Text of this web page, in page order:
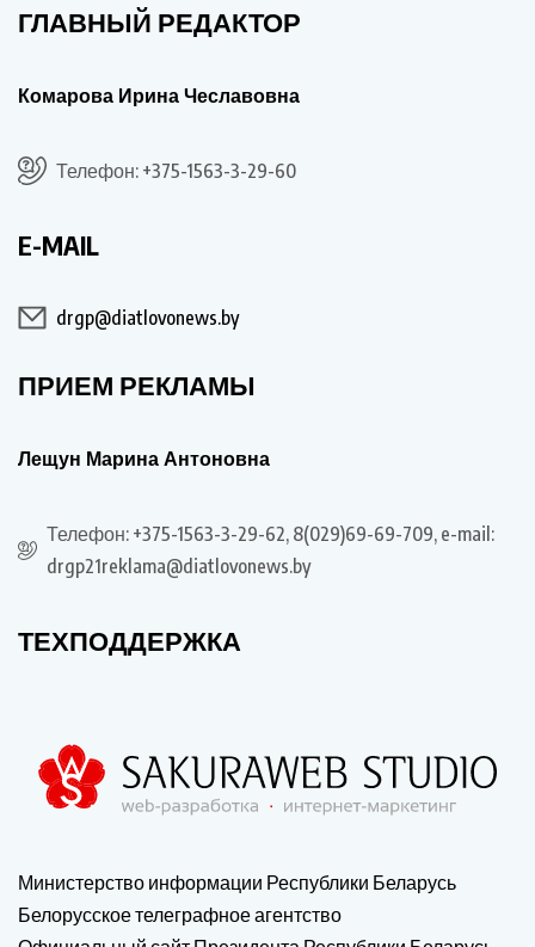
ГЛАВНЫЙ РЕДАКТОР
Комарова Ирина Чеславовна
Телефон: +375-1563-3-29-60
E-MAIL
drgp@diatlovonews.by
ПРИЕМ РЕКЛАМЫ
Лещун Марина Антоновна
Телефон: +375-1563-3-29-62, 8(029)69-69-709, e-mail:
drgp21reklama@diatlovonews.by
ТЕХПОДДЕРЖКА
Министерство информации Республики Беларусь
Белорусское телеграфное агентство